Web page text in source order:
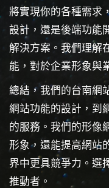
將實現你的各種需求
設計，還是後端功能
解決方案。我們理解
能，對於企業形象與
總結，我們的台南網
網站功能的設計，到
的服務。我們的形像
形象，還能提高網站
界中更具競爭力。選
推動者。